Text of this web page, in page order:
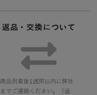
返品・交換について
商品到着後1週間以内に弊社
までご連絡ください。（返